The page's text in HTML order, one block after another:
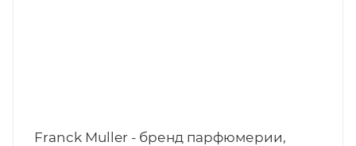
Franck Muller - бренд парфюмерии,